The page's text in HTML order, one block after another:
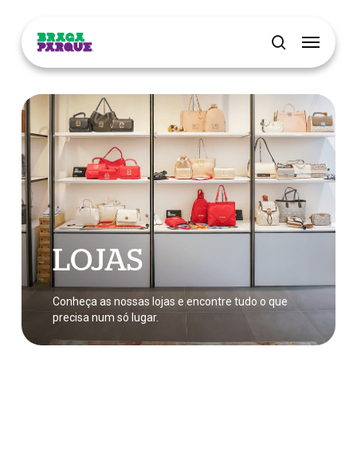
main
content
pesquisar
Menu
LOJAS
Conheça as nossas lojas e encontre tudo o que
precisa num só lugar.